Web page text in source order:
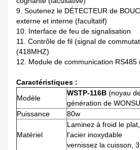
9. Soutenez le DÉTECTEUR de
externe et interne (facultatif)
10. Interface de feu de signalisation
11. Contrôle de fil (signal de
(418MHZ)
12. Module de communication RS485
Caractéristiques :
Modèle
WSTP-116B (noyau
génération de
Puissance
80w
Matériel
Laminez à froid le
l'acier inoxydable
vernissez la cuisson,